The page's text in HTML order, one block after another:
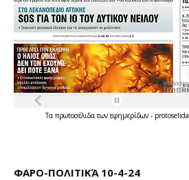
Τα πρωτοσέλιδατων εφημερίδων - protoselida
ΦΑΡΟ-ΠΟΛΙΤΙΚΆ 10-4-24